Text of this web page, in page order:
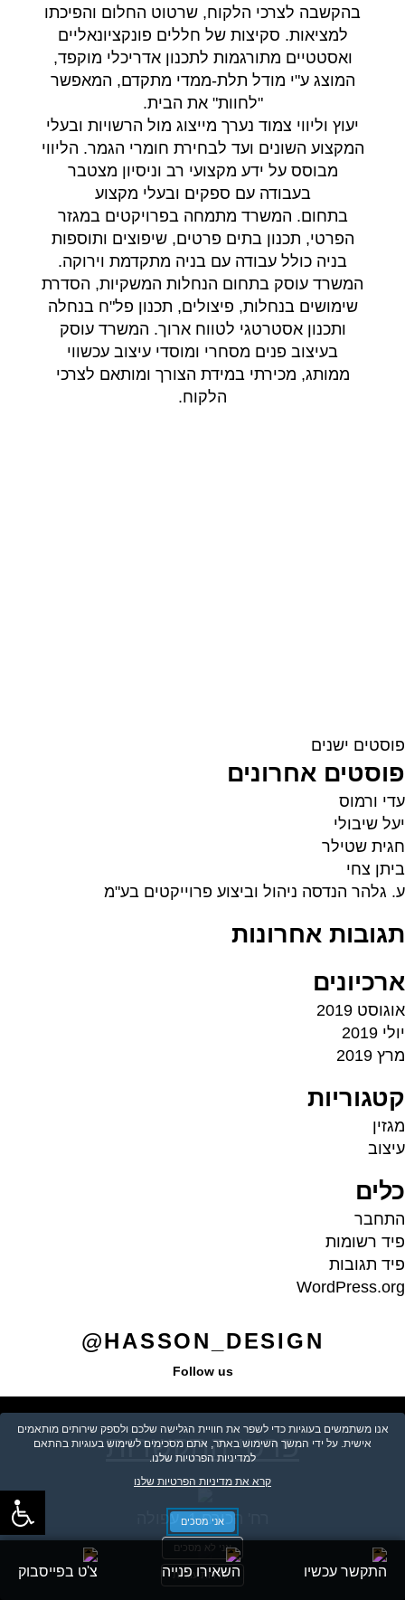
בהקשבה לצרכי הלקוח, שרטוט החלום והפיכתו
למציאות. סקיצות של חללים פונקציונאליים
ואסטטיים מתורגמות לתכנון אדריכלי מוקפד,
המוצג ע"י מודל תלת-ממדי מתקדם, המאפשר
"לחוות" את הבית.
יעוץ וליווי צמוד נערך מייצוג מול הרשויות ובעלי
המקצוע השונים ועד לבחירת חומרי הגמר. הליווי
מבוסס על ידע מקצועי רב וניסיון מצטבר
בעבודה עם ספקים ובעלי מקצוע
בתחום. המשרד מתמחה בפרויקטים במגזר
הפרטי, תכנון בתים פרטים, שיפוצים ותוספות
בניה כולל עבודה עם בניה מתקדמת וירוקה.
המשרד עוסק בתחום הנחלות המשקיות, הסדרת
שימושים בנחלות, פיצולים, תכנון פל"ח בנחלה
ותכנון אסטרטגי לטווח ארוך. המשרד עוסק
בעיצוב פנים מסחרי ומוסדי עיצוב עכשווי
ממותג, מכירתי במידת הצורך ומותאם לצרכי
הלקוח.
ניווט
פוסטים ישנים
פוסטים אחרונים
עדי ורמוס
יעל שיבולי
חגית שטילר
ביתן צחי
ע. גלהר הנדסה ניהול וביצוע פרוייקטים בע"מ
תגובות אחרונות
ארכיונים
אוגוסט 2019
יולי 2019
מרץ 2019
קטגוריות
מגזין
עיצוב
כלים
התחבר
פיד רשומות
פיד תגובות
WordPress.org
HASSON_DESIGN@
Follow us
פרטי התקשרות
רח' הכורם 1, עפולה
04-6580300 התקשר עכשיו השאירו פנייה צ'ט בפייסבוק
אנו משתמשים בעוגיות כדי לשפר את חוויית הגלישה שלכם ולספק שירותים מותאמים
אישית. על ידי המשך השימוש באתר, אתם מסכימים לשימוש בעוגיות בהתאם
למדיניות הפרטיות שלנו.
קרא את מדיניות הפרטיות שלנו
אני מסכים
אני לא מסכים
הגדרות עוגיות